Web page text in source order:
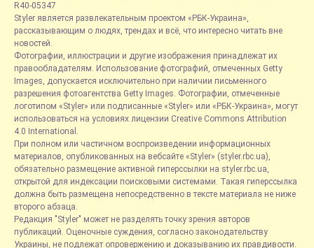
R40-05347
Styler является развлекательным проектом «РБК-Украина»,
рассказывающим о людях, трендах и всё, что интересно читать вне
новостей.
Фотографии, иллюстрации и другие изображения принадлежат их
правообладателям. Использование фотографий, отмеченных Getty
Images, допускается исключительно при наличии письменного
разрешения фотоагентства Getty Images. Фотографии, отмеченные
логотипом «Styler» или подписанные «Styler» или «РБК-Украина», могут
использоваться на условиях лицензии Creative Commons Attribution
4.0 International.
При полном или частичном воспроизведении информационных
материалов, опубликованных на вебсайте «Styler» (styler.rbc.ua),
обязательно размещение активной гиперссылки на styler.rbc.ua,
открытой для индексации поисковыми системами. Такая гиперссылка
должна быть размещена непосредственно в тексте материала не ниже
второго абзаца.
Редакция "Styler" может не разделять точку зрения авторов
публикаций. Оценочные суждения, согласно законодательству
Украины, не подлежат опровержению и доказыванию их правдивости.